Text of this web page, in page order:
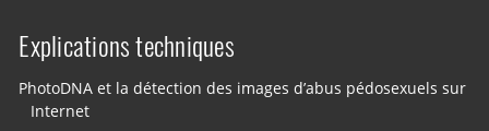
Explications techniques
PhotoDNA et la détection des images d’abus pédosexuels sur
Internet